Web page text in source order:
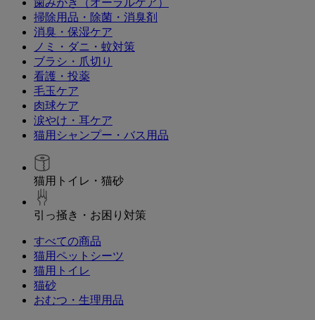
掃除用品・除菌・消臭剤
消臭・保湿ケア
ノミ・ダニ・蚊対策
ブラシ・爪切り
看護・投薬
毛玉ケア
肉球ケア
涙やけ・耳ケア
猫用シャンプー・バス用品
猫用トイレ・猫砂
引っ掻き・お困り対策
すべての商品
猫用ペットシーツ
猫用トイレ
猫砂
おむつ・生理用品